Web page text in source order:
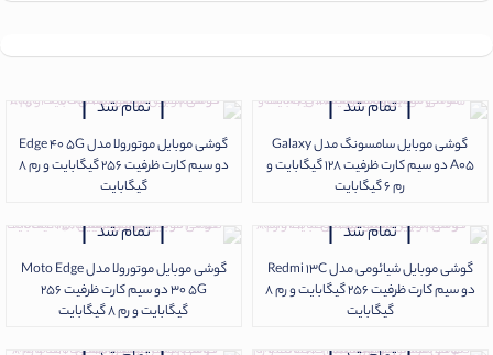
تمام شد
گوشی موبایل سامسونگ مدل Galaxy
A05 دو سیم کارت ظرفیت 128 گیگابایت و
رم 6 گیگابایت
تمام شد
گوشی موبایل موتورولا مدل Edge 40 5G
دو سیم کارت ظرفیت 256 گیگابایت و رم 8
گیگابایت
تمام شد
گوشی موبایل شیائومی مدل Redmi 13C
دو سیم‌ کارت ظرفیت 256 گیگابایت و رم 8
گیگابایت
تمام شد
گوشی موبایل موتورولا مدل Moto Edge
30 5G دو سیم کارت ظرفیت 256
گیگابایت و رم 8 گیگابایت